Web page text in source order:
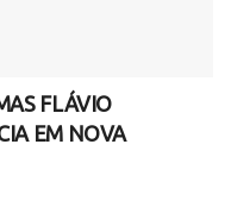
FLÁVIO
EM NOVA